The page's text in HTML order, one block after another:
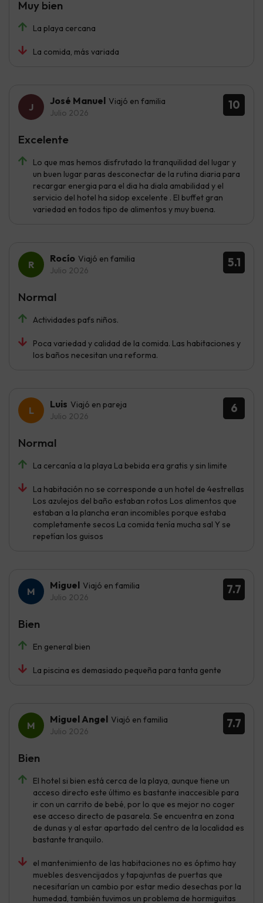
La playa cercana
La comida, más variada
Muy bien
10
José Manuel Viajó en familia
Julio 2026
Lo que mas hemos disfrutado la tranquilidad del lugar y
un buen lugar paras desconectar de la rutina diaria para
recargar energia para el dia ha diala amabilidad y el
servicio del hotel ha sidop excelente . El buffet gran
variedad en todos tipo de alimentos y muy buena.
Excelente
5.1
Rocío Viajó en familia
Julio 2026
Actividades pafs niños.
Poca variedad y calidad de la comida. Las habitaciones y
los baños necesitan una reforma.
Normal
6
Luis Viajó en pareja
Julio 2026
La cercanía a la playa La bebida era gratis y sin limite
La habitación no se corresponde a un hotel de 4estrellas
Los azulejos del baño estaban rotos Los alimentos que
estaban a la plancha eran incomibles porque estaba
completamente secos La comida tenía mucha sal Y se
repetían los guisos
Normal
7.7
Miguel Viajó en familia
Julio 2026
En general bien
La piscina es demasiado pequeña para tanta gente
Bien
7.7
Miguel Angel Viajó en familia
Julio 2026
El hotel si bien está cerca de la playa, aunque tiene un
acceso directo este último es bastante inaccesible para
ir con un carrito de bebé, por lo que es mejor no coger
ese acceso directo de pasarela. Se encuentra en zona
de dunas y al estar apartado del centro de la localidad es
bastante tranquilo.
el mantenimiento de las habitaciones no es óptimo hay
muebles desvencijados y tapajuntas de puertas que
necesitarían un cambio por estar medio desechas por la
humedad, también tuvimos un problema de hormiguitas
Bien